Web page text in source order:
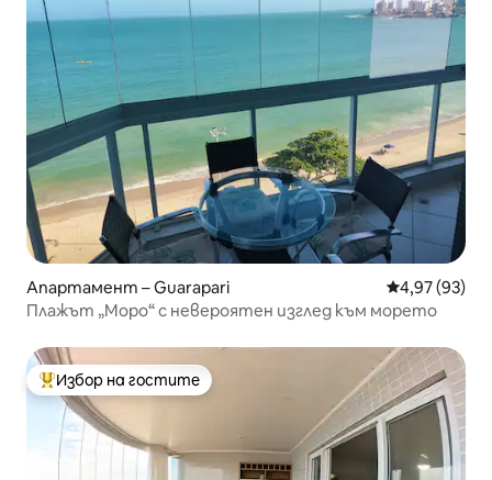
Апартамент – Guarapari Средна
4,97 (93)
Плажът „Моро“ с невероятен изглед към морето
Най-популярен избор на гостите
Избор на гостите